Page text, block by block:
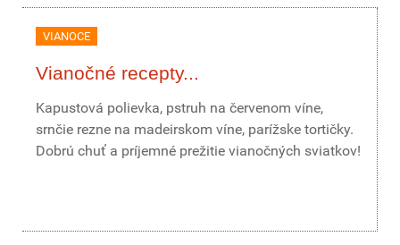
VIANOCE
Vianočné recepty...
Kapustová polievka, pstruh na červenom víne,
srnčie rezne na madeirskom víne, parížske tortičky.
Dobrú chuť a príjemné prežitie vianočných sviatkov!